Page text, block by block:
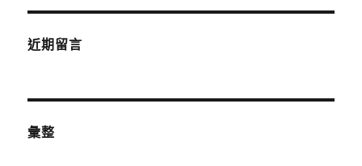
近期留言
彙整